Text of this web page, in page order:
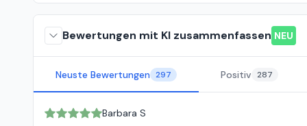
Bewertungen mit KI zusammenfassen NEU
Neuste Bewertungen 297 Positiv 287
Barbara S